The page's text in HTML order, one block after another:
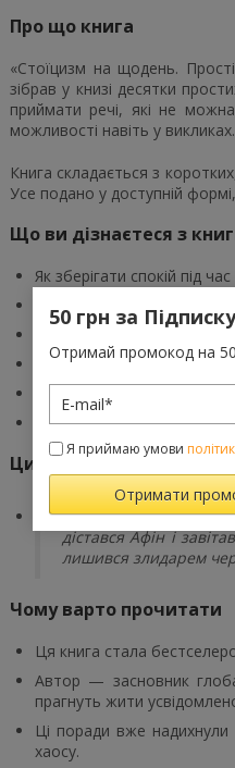
Про що книга
«Стоїцизм на щодень.
зібрав у книзі десятки
приймати речі, які не
можливості навіть у викликах.
Книга складається з
Усе подано у доступній
Що ви дізнаєтеся з
Як зберігати спокій під
Чому думки формують
Як приймати себе, інших
Як розвивати внутрішню
Як застосовувати
Цитата
«Власник вантажу
дістався Афін і
лишився злидарем
Чому варто прочитати
Ця книга стала
Автор — засновник
прагнуть жити
Ці поради вже надихнули
хаосу.
50 грн за
Отримай промокод на 50
Я приймаю умови